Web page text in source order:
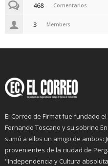
468 Comentarios
3 Members
El Correo de Firmat fue fundado
Fernando Toscano y su sobrino
sumó a ellos un amigo de ambos:
provenientes de la ciudad de
"Independencia y Cultura